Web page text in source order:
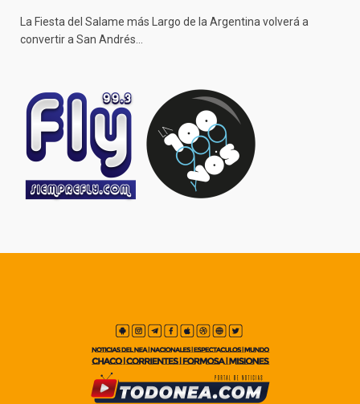
La Fiesta del Salame más Largo de la Argentina volverá a
convertir a San Andrés…